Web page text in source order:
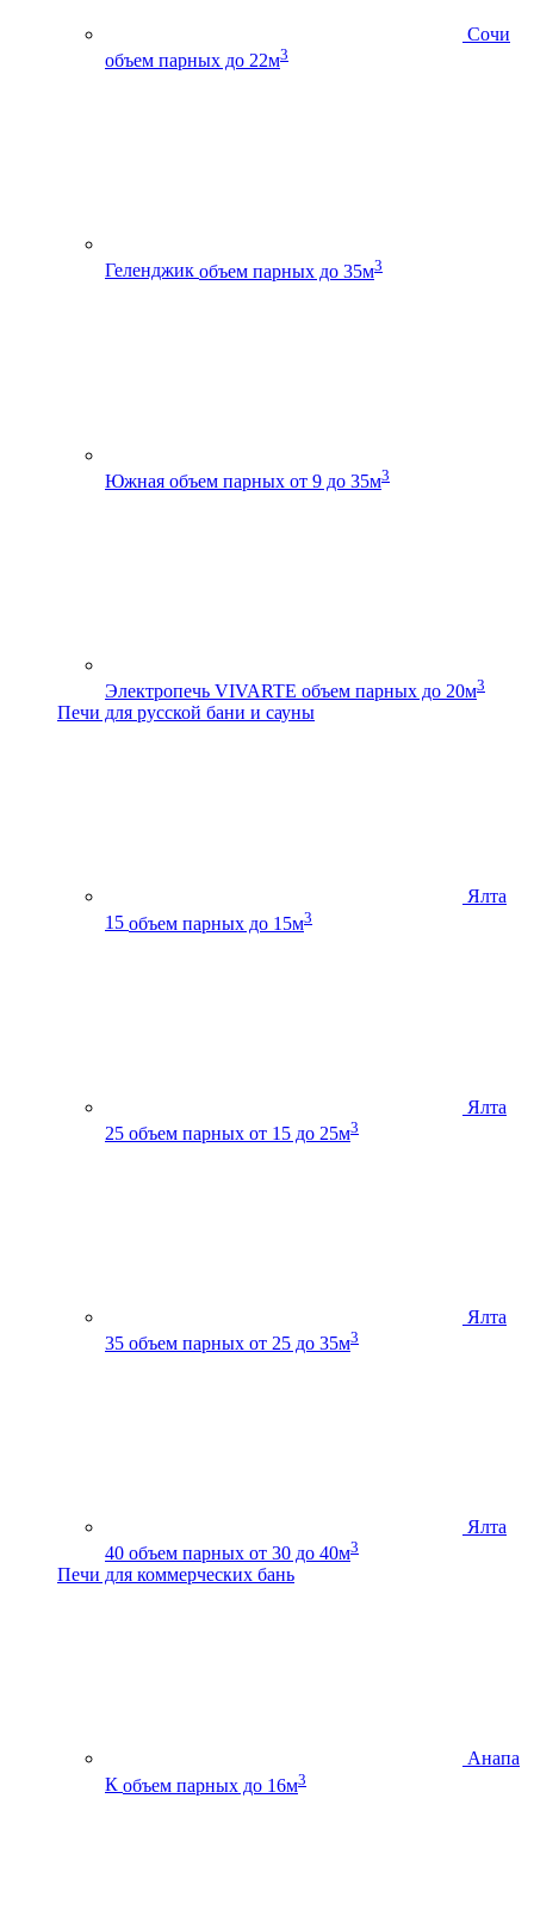
Сочи
объем парных до 22м3
Геленджик объем парных до 35м3
Южная объем парных от 9 до 35м3
Электропечь VIVARTE объем парных до 20м3
Печи для русской бани и сауны
Ялта
15 объем парных до 15м3
Ялта
25 объем парных от 15 до 25м3
Ялта
35 объем парных от 25 до 35м3
Ялта
40 объем парных от 30 до 40м3
Печи для коммерческих бань
Анапа
К объем парных до 16м3